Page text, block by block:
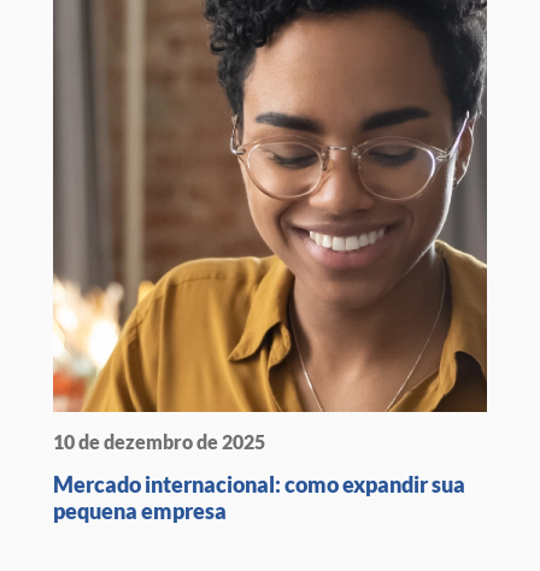
10 de dezembro de 2025
Mercado internacional: como expandir sua
pequena empresa